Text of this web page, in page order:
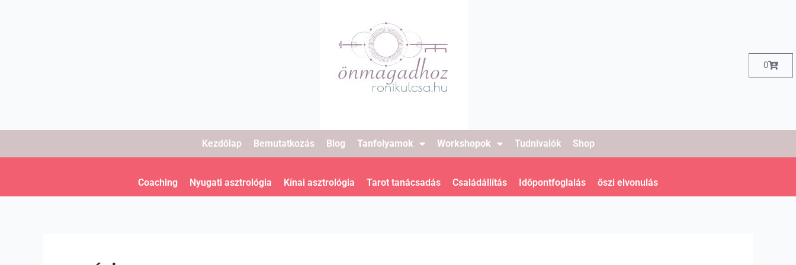
0
Kosár
Kezdőlap Bemutatkozás Blog Tanfolyamok Workshopok Tudnivalók Shop
Coaching Nyugati asztrológia Kínai asztrológia Tarot tanácsadás Családállítás Időpontfoglalás őszi elvonulás